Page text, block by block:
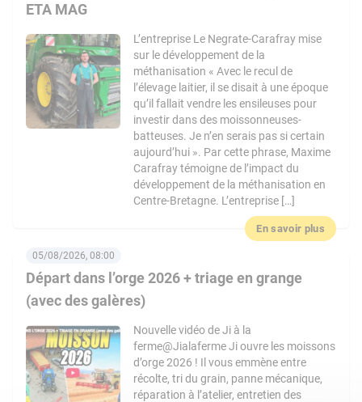
ETA MAG
L’entreprise Le Negrate-Carafray mise
sur le développement de la
méthanisation « Avec le recul de
l’élevage laitier, il se disait à une époque
qu’il fallait vendre les ensileuses pour
investir dans des moissonneuses-
batteuses. Je n’en serais pas si certain
aujourd’hui ». Par cette phrase, Maxime
Carafray témoigne de l’impact du
développement de la méthanisation en
Centre-Bretagne. L’entreprise […]
En savoir plus
Départ dans l’orge 2026 + triage en grange
(avec des galères)
05/08/2026, 08:00
Nouvelle vidéo de Ji à la
ferme@Jialaferme Ji ouvre les moissons
d’orge 2026 ! Il vous emmène entre
récolte, tri du grain, panne mécanique,
réparation à l’atelier, entretien des